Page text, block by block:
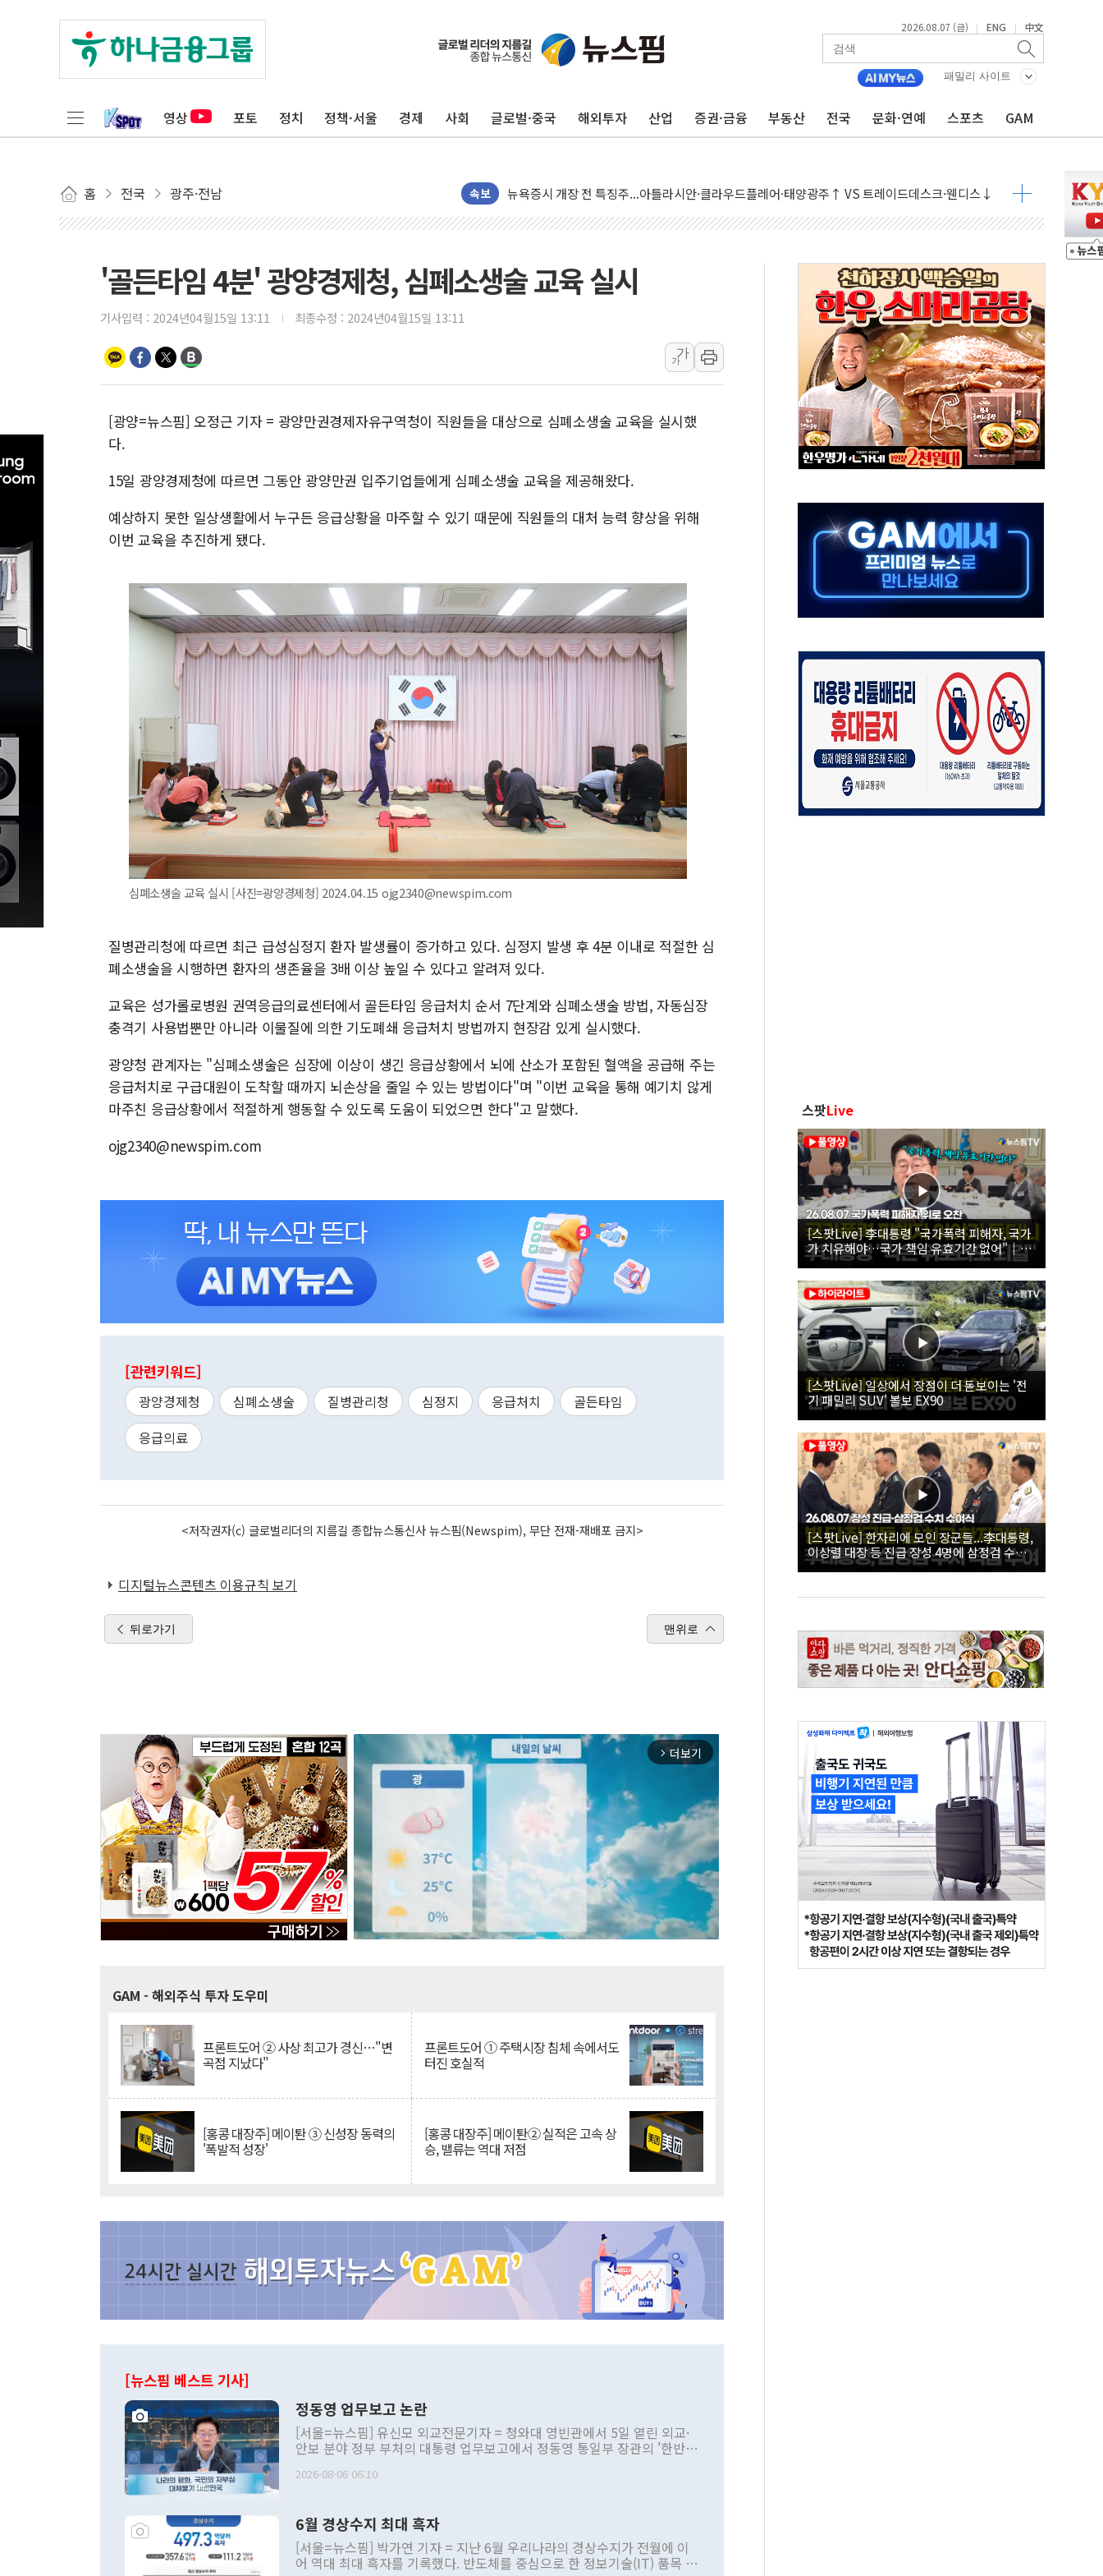
2026.08.07 (금) | ENG | 中文
패밀리 사이트
영상 포토 정치 정책·서울 경제 사회 글로벌·중국 해외투자 산업 증권·금융 부동산 전국 문화·연예 스포츠 GAM
홈 전국 광주·전남 속보
[종합] 美 7월 고용 2만3000명 감소 '쇼크'…9월 금리 인상 기대 후퇴
보훈부, 미 DPAA와 MOU… "6·25 미군 실종자 7359명 끝까지 찾겠다"
트럼프 "금리 내려야"…파월 때와 달리 워시엔 톤 낮춰
李 "해남 태양광, 대한민국 다음 100년 밑거름…수도권 집중 완화 전환점"
李 대통령, '6시간 마라톤 부동산 2차 회의' 주재… "전폭적 공급 확대·속도전 총력"
트럼프, 中 겨냥 폴리실리콘 관세 15% 부과…美 태양광주 급등
[사진] 빈살만과 에르도안의 만남
이란와이어 "이란 최고지도자 위독…곧 사망해도 놀랍지 않아"
남동발전, 해남군에 국내 최대 규모 400MW 태양광 착공…여의도 1.6배 규모
[인도증시] 중동 불안 속 유가 상승에 소폭 하락...금융주 낙폭 커
황희 '폐버스 청년주택' SNS 글 역풍에 "정부정책 아냐" 해명
폭염 누그러지고 가뭄 숙지나...경북동해안권 8~9일 최대 100mm 호우
신길동 신축도 3.3㎡당 7250만원…써밋 클라비온 59㎡ 18억원대
용산공원·그린벨트로 또 충돌…반복되는 국토부-서울시 '정책 엇박자'
'골든타임 4분' 광양경제청, 심폐소생술 교육 실시
기사입력 : 2024년04월15일 13:11 최종수정 : 2024년04월15일 13:11
가
가
[광양=뉴스핌] 오정근 기자 = 광양만권경제자유구역청이 직원들을 대상으로 심폐소생술 교육을 실시했
다.
15일 광양경제청에 따르면 그동안 광양만권 입주기업들에게 심폐소생술 교육을 제공해왔다.
예상하지 못한 일상생활에서 누구든 응급상황을 마주할 수 있기 때문에 직원들의 대처 능력 향상을 위해
이번 교육을 추진하게 됐다.
심폐소생술 교육 실시 [사진=광양경제청] 2024.04.15 ojg2340@newspim.com
질병관리청에 따르면 최근 급성심정지 환자 발생률이 증가하고 있다. 심정지 발생 후 4분 이내로 적절한 심
폐소생술을 시행하면 환자의 생존율을 3배 이상 높일 수 있다고 알려져 있다.
교육은 성가롤로병원 권역응급의료센터에서 골든타임 응급처치 순서 7단계와 심폐소생술 방법, 자동심장
충격기 사용법뿐만 아니라 이물질에 의한 기도폐쇄 응급처치 방법까지 현장감 있게 실시했다.
광양청 관계자는 "심폐소생술은 심장에 이상이 생긴 응급상황에서 뇌에 산소가 포함된 혈액을 공급해 주는
응급처치로 구급대원이 도착할 때까지 뇌손상을 줄일 수 있는 방법이다"며 "이번 교육을 통해 예기치 않게
마주친 응급상황에서 적절하게 행동할 수 있도록 도움이 되었으면 한다"고 말했다.
ojg2340@newspim.com
[관련키워드]
광양경제청 심폐소생술 질병관리청 심정지 응급처치
골든타임
응급의료
<저작권자(c) 글로벌리더의 지름길 종합뉴스통신사 뉴스핌(Newspim), 무단 전재-재배포 금지>
디지털뉴스콘텐츠 이용규칙 보기
뒤로가기 맨위로
arrow_forward_ios 더보기
GAM - 해외주식 투자 도우미
프론트도어 ② 사상 최고가 경신…"변
곡점 지났다"
프론트도어 ① 주택시장 침체 속에서도
터진 호실적
[홍콩 대장주] 메이퇀 ③ 신성장 동력의
'폭발적 성장'
[홍콩 대장주] 메이퇀② 실적은 고속 상
승, 밸류는 역대 저점
[뉴스핌 베스트 기사]
정동영 업무보고 논란
[서울=뉴스핌] 유신모 외교전문기자 = 청와대 영빈관에서 5일 열린 외교·
안보 분야 정부 부처의 대통령 업무보고에서 정동영 통일부 장관의 '한반도
발언 중에는 정부 내 조율을 거치지 않은 사안을 정책으로 추진하겠다고 공
주의적 희망에 근거한 비현실적 구상'이라는 비판을 내놨다. 그동안 정 장
관의 대북 정책 관련 발언이 물의를 빚은 적은 여러 번 있지만 대통령과 유
관 부처 장관이 공개적으로 부정적 입장을 표명한 것은 이례적이다. 정 장
2026-08-06 06:10
6월 경상수지 최대 흑자
[서울=뉴스핌] 박가연 기자 = 지난 6월 우리나라의 경상수지가 전월에 이
어 역대 최대 흑자를 기록했다. 반도체를 중심으로 한 정보기술(IT) 품목 수
스팟Live
[스팟Live] 李대통령 "국가폭력 피해자, 국가
가 치유해야…국가 책임 유효기간 없어"｜
26.08.07 국가폭력 피해자 위로 오찬
[스팟Live] 일상에서 장점이 더 돋보이는 '전
기 패밀리 SUV' 볼보 EX90
[스팟Live] 한자리에 모인 장군들...李대통령,
이상렬 대장 등 진급 장성 4명에 삼정검 수치
직접 수여｜26.08.07 장성 진급·삼정검 수치